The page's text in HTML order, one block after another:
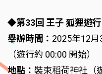
◆第33回 王子 狐狸遊行
舉辦時間： 2025年12月
（遊行約 00:00 開始）
地點： 裝束稻荷神社（